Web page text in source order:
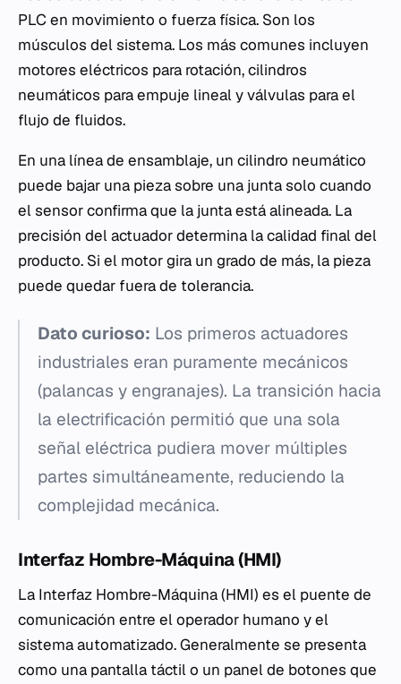
PLC en movimiento o fuerza física. Son los
músculos del sistema. Los más comunes incluyen
motores eléctricos para rotación, cilindros
neumáticos para empuje lineal y válvulas para el
flujo de fluidos.
En una línea de ensamblaje, un cilindro neumático
puede bajar una pieza sobre una junta solo cuando
el sensor confirma que la junta está alineada. La
precisión del actuador determina la calidad final del
producto. Si el motor gira un grado de más, la pieza
puede quedar fuera de tolerancia.
Dato curioso: Los primeros actuadores
industriales eran puramente mecánicos
(palancas y engranajes). La transición hacia
la electrificación permitió que una sola
señal eléctrica pudiera mover múltiples
partes simultáneamente, reduciendo la
complejidad mecánica.
Interfaz Hombre-Máquina (HMI)
La Interfaz Hombre-Máquina (HMI) es el puente de
comunicación entre el operador humano y el
sistema automatizado. Generalmente se presenta
como una pantalla táctil o un panel de botones que